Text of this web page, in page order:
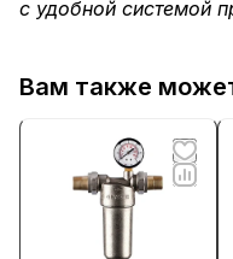
с удобной системой
Вам также